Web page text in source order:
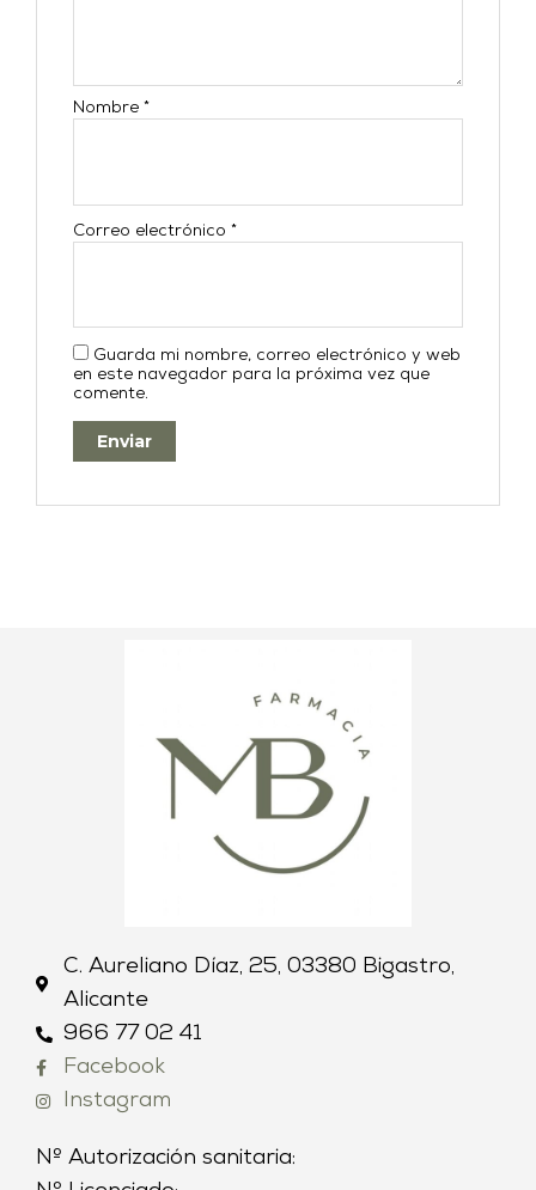
Nombre*
Correo electrónico*
Guarda mi nombre, correo electrónico y web
en este navegador para la próxima vez que
comente.
C. Aureliano Díaz, 25, 03380 Bigastro,
Alicante
966 77 02 41
Facebook
Instagram
Nº Autorización sanitaria: